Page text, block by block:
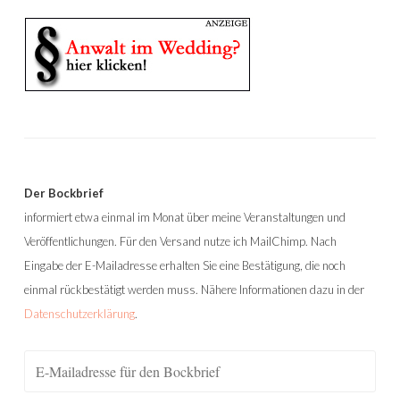
Der Bockbrief
informiert etwa einmal im Monat über meine Veranstaltungen und
Veröffentlichungen. Für den Versand nutze ich MailChimp. Nach
Eingabe der E-Mailadresse erhalten Sie eine Bestätigung, die noch
einmal rückbestätigt werden muss. Nähere Informationen dazu in der
Datenschutzerklärung.